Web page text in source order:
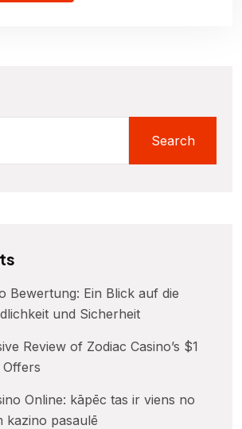
Search
Bewertung: Ein Blick auf die
und Sicherheit
Review of Zodiac Casino’s $1
Online: kāpēc tas ir viens no
kazino pasaulē